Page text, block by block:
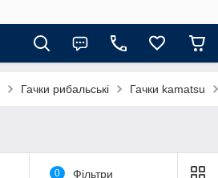
Гачки рибальські Гачки kamatsu
0 Фільтри